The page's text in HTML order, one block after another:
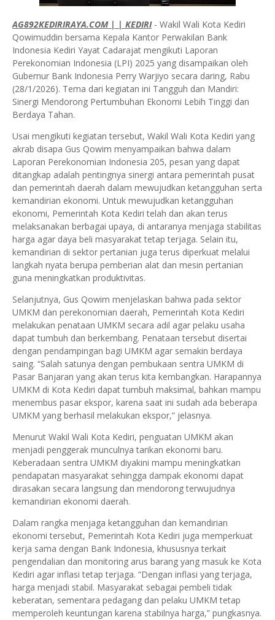
AG892KEDIRIRAYA.COM | | KEDIRI- Wakil Wali Kota Kediri
Qowimuddin bersama Kepala Kantor Perwakilan Bank
Indonesia Kediri Yayat Cadarajat mengikuti Laporan
Perekonomian Indonesia (LPI) 2025 yang disampaikan oleh
Gubernur Bank Indonesia Perry Warjiyo secara daring, Rabu
(28/1/2026). Tema dari kegiatan ini Tangguh dan Mandiri:
Sinergi Mendorong Pertumbuhan Ekonomi Lebih Tinggi dan
Berdaya Tahan.
Usai mengikuti kegiatan tersebut, Wakil Wali Kota Kediri yang
akrab disapa Gus Qowim menyampaikan bahwa dalam
Laporan Perekonomian Indonesia 205, pesan yang dapat
ditangkap adalah pentingnya sinergi antara pemerintah pusat
dan pemerintah daerah dalam mewujudkan ketangguhan serta
kemandirian ekonomi. Untuk mewujudkan ketangguhan
ekonomi, Pemerintah Kota Kediri telah dan akan terus
melaksanakan berbagai upaya, di antaranya menjaga stabilitas
harga agar daya beli masyarakat tetap terjaga. Selain itu,
kemandirian di sektor pertanian juga terus diperkuat melalui
langkah nyata berupa pemberian alat dan mesin pertanian
guna meningkatkan produktivitas.
Selanjutnya, Gus Qowim menjelaskan bahwa pada sektor
UMKM dan perekonomian daerah, Pemerintah Kota Kediri
melakukan penataan UMKM secara adil agar pelaku usaha
dapat tumbuh dan berkembang. Penataan tersebut disertai
dengan pendampingan bagi UMKM agar semakin berdaya
saing. “Salah satunya dengan pembukaan sentra UMKM di
Pasar Banjaran yang akan terus kita kembangkan. Harapannya
UMKM di Kota Kediri dapat tumbuh maksimal, bahkan mampu
menembus pasar ekspor, karena saat ini sudah ada beberapa
UMKM yang berhasil melakukan ekspor,” jelasnya.
Menurut Wakil Wali Kota Kediri, penguatan UMKM akan
menjadi penggerak munculnya tarikan ekonomi baru.
Keberadaan sentra UMKM diyakini mampu meningkatkan
pendapatan masyarakat sehingga dampak ekonomi dapat
dirasakan secara langsung dan mendorong terwujudnya
kemandirian ekonomi daerah.
Dalam rangka menjaga ketangguhan dan kemandirian
ekonomi tersebut, Pemerintah Kota Kediri juga memperkuat
kerja sama dengan Bank Indonesia, khususnya terkait
pengendalian dan monitoring arus barang yang masuk ke Kota
Kediri agar inflasi tetap terjaga. “Dengan inflasi yang terjaga,
harga menjadi stabil. Masyarakat sebagai pembeli tidak
keberatan, sementara pedagang dan pelaku UMKM tetap
memperoleh keuntungan karena stabilnya harga,” pungkasnya.